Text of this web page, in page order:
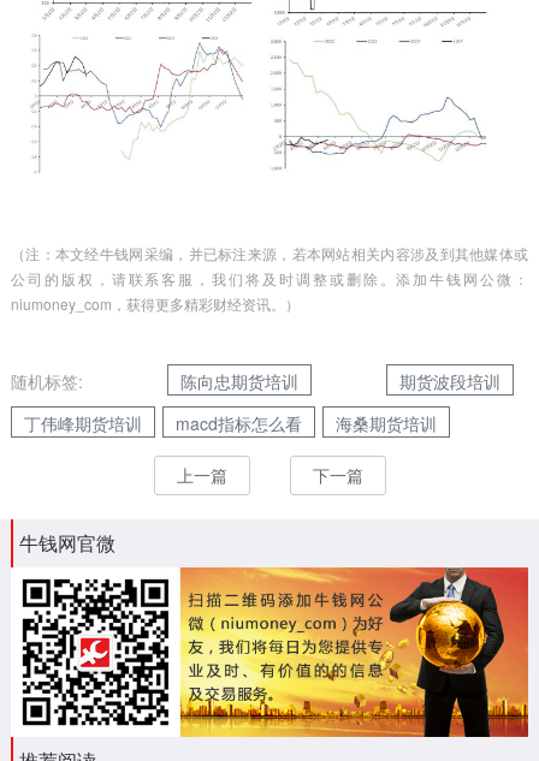
（注：本文经牛钱网采编，并已标注来源，若本网站相关内容涉及到其他媒体或
公司的版权，请联系客服，我们将及时调整或删除。添加牛钱网公微：
niumoney_com，获得更多精彩财经资讯。）
随机标签: 陈向忠期货培训
期货波段培训
丁伟峰期货培训
macd指标怎么看 海桑期货培训
上一篇 下一篇
牛钱网官微